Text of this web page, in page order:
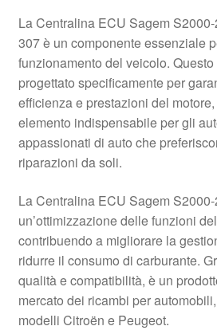
Il mio account
Pagamenti
Politica sulla riservatezza
Procedura di Reclamo
Rimostranza
Spedizione in tutto il mondo
Termini e condizioni
La Centralina ECU Sagem
307 è un componente essenziale
funzionamento del veicolo.
progettato specificamente per
efficienza e prestazioni del
elemento indispensabile per gli
appassionati di auto che
riparazioni da soli.
La Centralina ECU Sagem
un’ottimizzazione delle funzioni
contribuendo a migliorare la
ridurre il consumo di carburante.
qualità e compatibilità, è un
mercato dei ricambi per
modelli Citroën e Peugeot.